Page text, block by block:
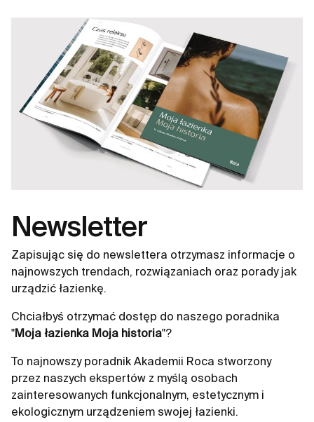
Newsletter
Zapisując się do newslettera otrzymasz informacje o
najnowszych trendach, rozwiązaniach oraz porady jak
urządzić łazienkę.
Chciałbyś otrzymać dostęp do naszego poradnika
"Moja łazienka Moja historia"?
To najnowszy poradnik Akademii Roca stworzony
przez naszych ekspertów z myślą osobach
zainteresowanych funkcjonalnym, estetycznym i
ekologicznym urządzeniem swojej łazienki.